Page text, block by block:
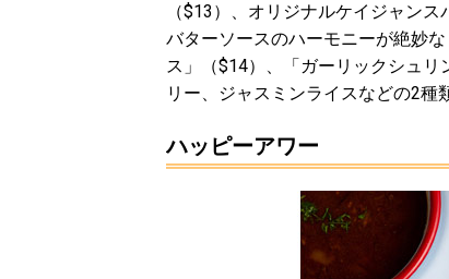
（$13）、オリジナルケイジャン
バターソースのハーモニーが絶妙
ス」（$14）、「ガーリックシュ
リー、ジャスミンライスなどの2種
ハッピーアワー